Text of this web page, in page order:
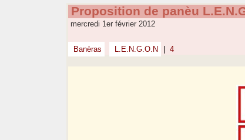
Proposition de panèu
mercredi 1er février 2012
Banèras L.E.N.G.O.N 4